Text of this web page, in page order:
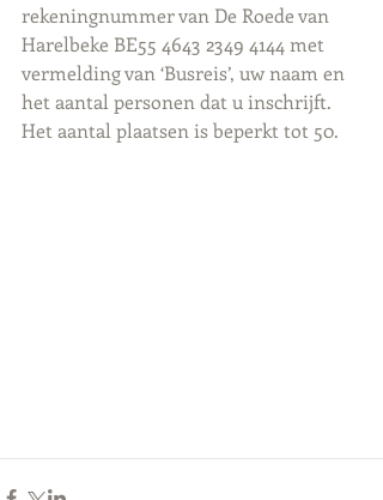
rekeningnummer van De Roede van
Harelbeke BE55 4643 2349 4144 met
vermelding van ‘Busreis’, uw naam en
het aantal personen dat u inschrijft.
Het aantal plaatsen is beperkt tot 50.